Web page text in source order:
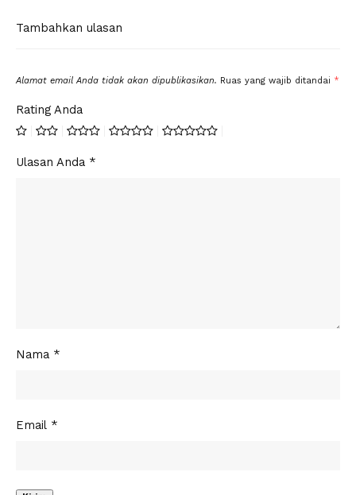
Tambahkan ulasan
Alamat email Anda tidak akan dipublikasikan. Ruas yang wajib ditandai *
Rating Anda
Ulasan Anda *
Nama *
Email *